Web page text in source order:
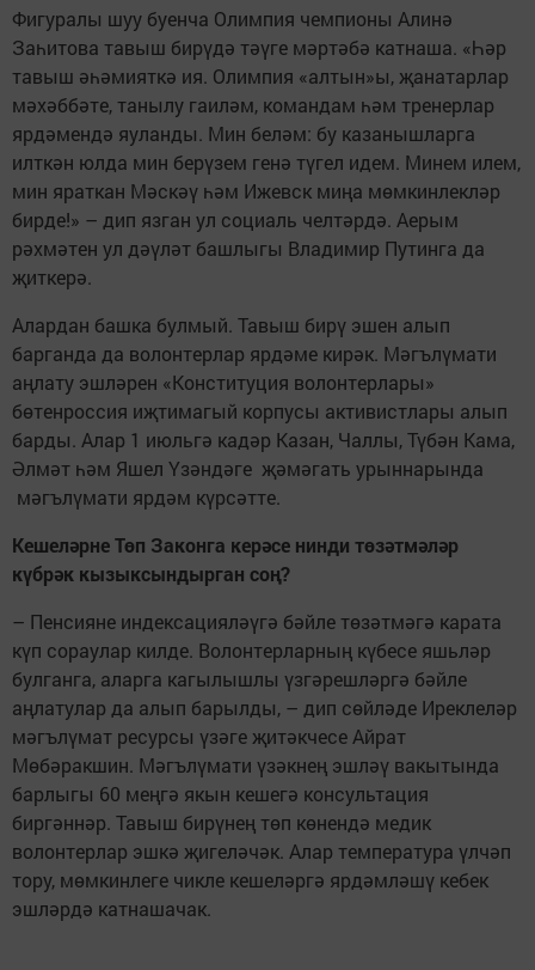
Фигуралы шуу буенча Олимпия чемпионы Алинә
Заһитова тавыш бирүдә тәүге мәртәбә катнаша. «Һәр
тавыш әһәмияткә ия. Олимпия «алтын»ы, җанатарлар
мәхәббәте, танылу гаиләм, командам һәм тренерлар
ярдәмендә яуланды. Мин беләм: бу казанышларга
илткән юлда мин берүзем генә түгел идем. Минем илем,
мин яраткан Мәскәү һәм Ижевск миңа мөмкинлекләр
бирде!» – дип язган ул социаль челтәрдә. Аерым
рәхмәтен ул дәүләт башлыгы Владимир Путинга да
җиткерә.
Алардан башка булмый. Тавыш бирү эшен алып
барганда да волонтерлар ярдәме кирәк. Мәгълүмати
аңлату эшләрен «Конституция волонтерлары»
бөтенроссия иҗтимагый корпусы активистлары алып
барды. Алар 1 июльгә кадәр Казан, Чаллы, Түбән Кама,
Әлмәт һәм Яшел Үзәндәге җәмәгать урыннарында
мәгълүмати ярдәм күрсәтте.
Кешеләрне Төп Законга керәсе нинди төзәтмәләр
күбрәк кызыксындырган соң?
– Пенсияне индексацияләүгә бәйле төзәтмәгә карата
күп сораулар килде. Волонтерларның күбесе яшьләр
булганга, аларга кагылышлы үзгәрешләргә бәйле
аңлатулар да алып барылды, – дип сөйләде Иреклеләр
мәгълүмат ресурсы үзәге җитәкчесе Айрат
Мөбәракшин. Мәгълүмати үзәкнең эшләү вакытында
барлыгы 60 меңгә якын кешегә консультация
биргәннәр. Тавыш бирүнең төп көнендә медик
волонтерлар эшкә җигеләчәк. Алар температура үлчәп
тору, мөмкинлеге чикле кешеләргә ярдәмләшү кебек
эшләрдә катнашачак.